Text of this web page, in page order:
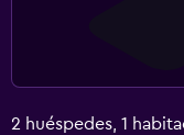
2 huéspedes, 1